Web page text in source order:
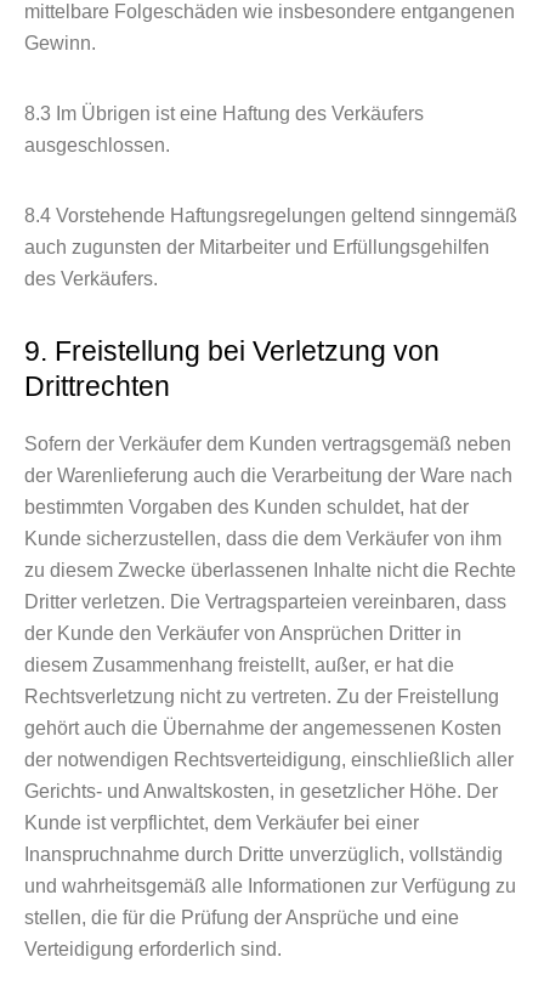
mittelbare Folgeschäden wie insbesondere entgangenen
Gewinn.
8.3 Im Übrigen ist eine Haftung des Verkäufers
ausgeschlossen.
8.4 Vorstehende Haftungsregelungen geltend sinngemäß
auch zugunsten der Mitarbeiter und Erfüllungsgehilfen
des Verkäufers.
9. Freistellung bei Verletzung von
Drittrechten
Sofern der Verkäufer dem Kunden vertragsgemäß neben
der Warenlieferung auch die Verarbeitung der Ware nach
bestimmten Vorgaben des Kunden schuldet, hat der
Kunde sicherzustellen, dass die dem Verkäufer von ihm
zu diesem Zwecke überlassenen Inhalte nicht die Rechte
Dritter verletzen. Die Vertragsparteien vereinbaren, dass
der Kunde den Verkäufer von Ansprüchen Dritter in
diesem Zusammenhang freistellt, außer, er hat die
Rechtsverletzung nicht zu vertreten. Zu der Freistellung
gehört auch die Übernahme der angemessenen Kosten
der notwendigen Rechtsverteidigung, einschließlich aller
Gerichts- und Anwaltskosten, in gesetzlicher Höhe. Der
Kunde ist verpflichtet, dem Verkäufer bei einer
Inanspruchnahme durch Dritte unverzüglich, vollständig
und wahrheitsgemäß alle Informationen zur Verfügung zu
stellen, die für die Prüfung der Ansprüche und eine
Verteidigung erforderlich sind.